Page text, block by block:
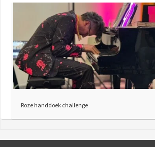
Roze handdoek challenge